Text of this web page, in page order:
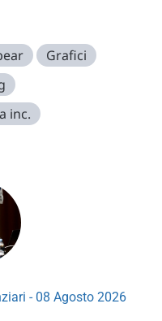
Grafici
inc.
- 08 Agosto 2026